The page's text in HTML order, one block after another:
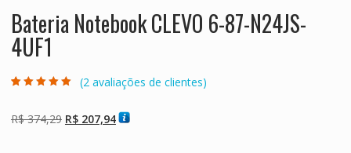
Bateria Notebook CLEVO 6-87-N24JS-
4UF1
baseado em
avaliações de
(2avaliações de clientes)
R$374,29 O
R$207,94O